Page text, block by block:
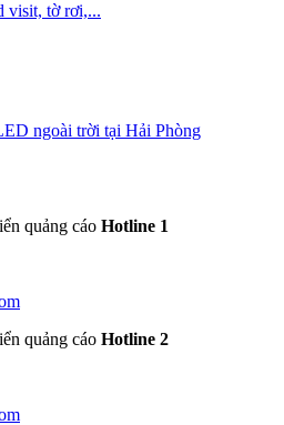
visit, tờ rơi,...
ngoài trời tại Hải Phòng
Hotline 1
Hotline 2